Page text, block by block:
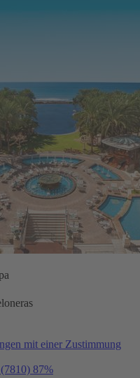
mit einer Zustimmung
(7810) 87%